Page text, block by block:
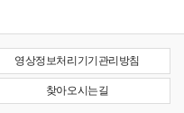
영상정보처리기기관리방침
찾아오시는길